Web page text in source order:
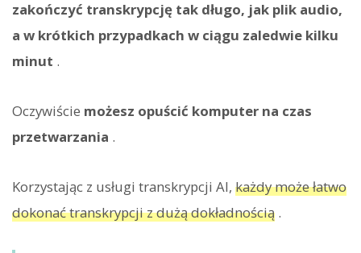
zakończyć transkrypcję tak długo, jak plik audio,
a w krótkich przypadkach w ciągu zaledwie kilku
minut .
Oczywiście możesz opuścić komputer na czas
przetwarzania .
Korzystając z usługi transkrypcji AI, każdy może łatwo
dokonać transkrypcji z dużą dokładnością .